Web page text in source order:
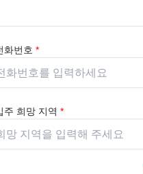
화번호 *
주 희망 지역 *